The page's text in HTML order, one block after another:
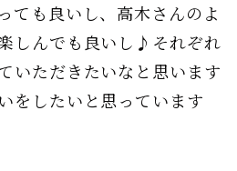
ても良いし、高木さんのよ
しんでも良いし♪それぞれ
いただきたいなと思います
をしたいと思っています